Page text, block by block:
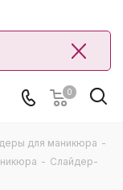
0
для маникюра -
- Слайдер-